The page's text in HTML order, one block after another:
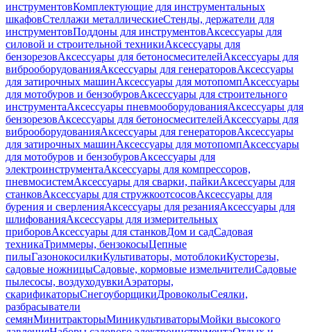
инструментовКомплектующие для инструментальных
шкафовСтеллажи металлическиеСтенды, держатели для
инструментовПоддоны для инструментовАксессуары для
силовой и строительной техникиАксессуары для
бензорезовАксессуары для бетоносмесителейАксессуары для
виброоборудованияАксессуары для генераторовАксессуары
для затирочных машинАксессуары для мотопомпАксессуары
для мотобуров и бензобуровАксессуары для строительного
инструментаАксессуары пневмооборудованияАксессуары для
бензорезовАксессуары для бетоносмесителейАксессуары для
виброоборудованияАксессуары для генераторовАксессуары
для затирочных машинАксессуары для мотопомпАксессуары
для мотобуров и бензобуровАксессуары для
электроинструментаАксессуары для компрессоров,
пневмосистемАксессуары для сварки, пайкиАксессуары для
станковАксессуары для стружкоотсосовАксессуары для
бурения и сверленияАксессуары для резанияАксессуары для
шлифованияАксессуары для измерительных
приборовАксессуары для станковДом и садСадовая
техникаТриммеры, бензокосыЦепные
пилыГазонокосилкиКультиваторы, мотоблокиКусторезы,
садовые ножницыСадовые, кормовые измельчителиСадовые
пылесосы, воздуходувкиАэраторы,
скарификаторыСнегоуборщикиДровоколыСеялки,
разбрасыватели
семянМинитракторыМиникультиваторыМойки высокого